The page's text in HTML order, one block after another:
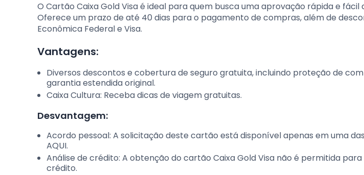
O Cartão Caixa Gold Visa é ideal para quem busca uma aprovação rápida e
Oferece um prazo de até 40 dias para o pagamento de compras, além de
Econômica Federal e Visa.
Vantagens:
Diversos descontos e cobertura de seguro gratuita, incluindo proteção de
garantia estendida original.
Caixa Cultura: Receba dicas de viagem gratuitas.
Desvantagem:
Acordo pessoal: A solicitação deste cartão está disponível apenas em uma
AQUI.
Análise de crédito: A obtenção do cartão Caixa Gold Visa não é permitida
crédito.